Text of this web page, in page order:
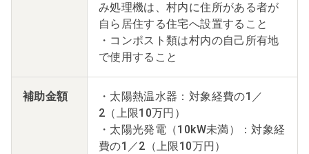
み処理機は、村内に住所がある者が
自ら居住する住宅へ設置すること
・コンポスト類は村内の自己所有地
で使用すること
補助金額
・太陽熱温水器：対象経費の1／
2（上限10万円）
・太陽光発電（10kW未満）：対象経
費の1／2（上限10万円）